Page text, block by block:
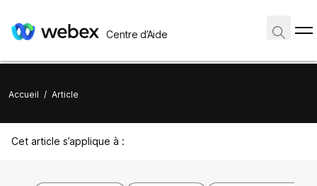
Centre d’Aide
Accueil / Article
Cet article s’applique à :